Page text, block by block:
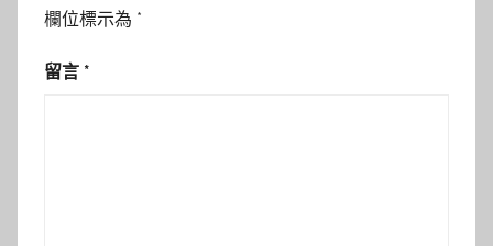
欄位標示為 *
留言 *